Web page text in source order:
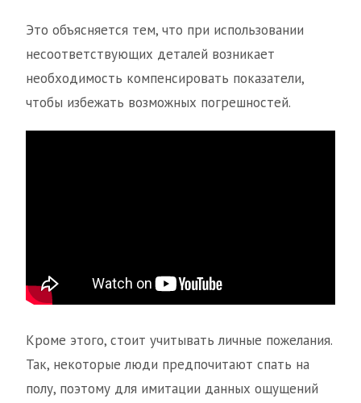
Это объясняется тем, что при использовании
несоответствующих деталей возникает
необходимость компенсировать показатели,
чтобы избежать возможных погрешностей.
Кроме этого, стоит учитывать личные пожелания.
Так, некоторые люди предпочитают спать на
полу, поэтому для имитации данных ощущений